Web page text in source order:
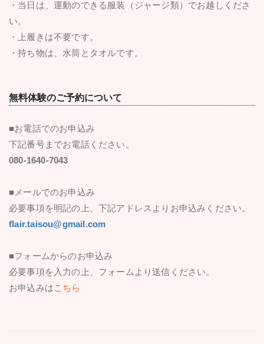
・当日は、運動のできる服装（ジャージ類）でお越しくださ
い。
・上履きは不要です。
・持ち物は、水筒とタオルです。
無料体験のご予約について
■お電話でのお申込み
下記番号までお電話ください。
080-1640-7043
■メールでのお申込み
必要事項を明記の上、下記アドレスよりお申込みください。
flair.taisou@gmail.com
■フォームからのお申込み
必要事項を入力の上、フォームより送信ください。
お申込みはこちら